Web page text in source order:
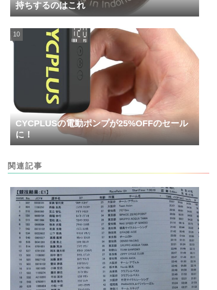
持ちするのはこれ
CYCPLUSの電動ポンプが25%OFFのセール
に！
関連記事